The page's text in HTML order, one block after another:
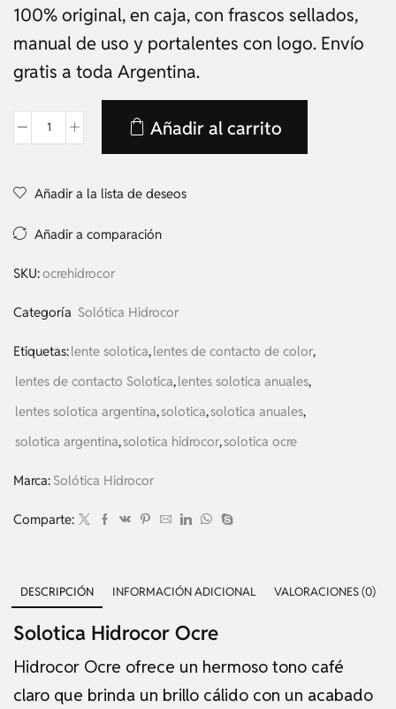
100% original, en caja, con frascos sellados,
manual de uso y portalentes con logo. Envío
gratis a toda Argentina.
Añadir al carrito
Añadir a la lista de deseos
Añadir a comparación
SKU:ocrehidrocor
Categoría Solótica Hidrocor
Etiquetas:lente solotica,lentes de contacto de color,
lentes de contacto Solotica,lentes solotica anuales,
lentes solotica argentina,solotica,solotica anuales,
solotica argentina,solotica hidrocor,solotica ocre
Marca: Solótica Hidrocor
Comparte:
DESCRIPCIÓN INFORMACIÓN ADICIONAL VALORACIONES (0)
Solotica Hidrocor Ocre
Hidrocor Ocre ofrece un hermoso tono café
claro que brinda un brillo cálido con un acabado